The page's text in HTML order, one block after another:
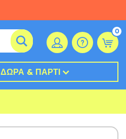
0
ΔΏΡΑ & ΠΆΡΤΙ